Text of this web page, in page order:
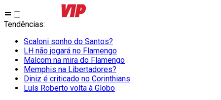
Tendências:
Scaloni sonho do Santos?
LH não jogará no Flamengo
Malcom na mira do Flamengo
Memphis na Libertadores?
Diniz é criticado no Corinthians
Luís Roberto volta à Globo